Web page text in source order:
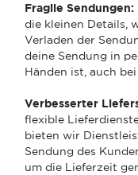
Fragile Sendungen:
die kleinen Details,
Verladen der
deine Sendung in
Händen ist, auch
Verbesserter
flexible
bieten wir
Sendung des
um die Lieferzeit